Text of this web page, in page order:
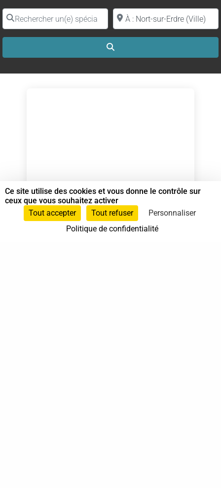
Rechercher un(e) spécialiste par nomProche de (ville ou région)
PASQUIER Grégory
Spécialiste en Shiatsu RNCP
06 27 67 17 64
Ce site utilise des cookies et vous donne le contrôle sur
ceux que vous souhaitez activer
Tout accepter
Tout refuser
Personnaliser
Politique de confidentialité